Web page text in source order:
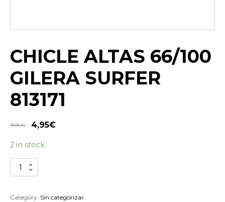
CHICLE ALTAS 66/100
GILERA SURFER
813171
9,90€ 4,95€
2 in stock
CHICLE
ALTAS
GILERA
Category: Sin categorizar